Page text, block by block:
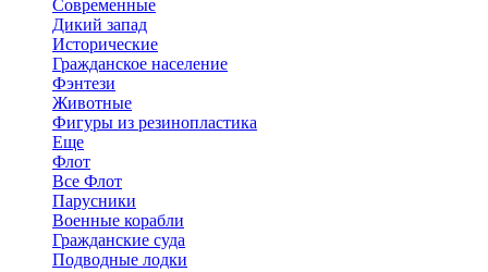
Современные
Дикий запад
Исторические
Гражданское население
Фэнтези
Животные
Фигуры из резинопластика
Еще
Флот
Все Флот
Парусники
Военные корабли
Гражданские суда
Подводные лодки